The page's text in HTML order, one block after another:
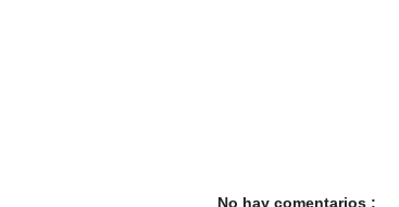
No hay comentarios :